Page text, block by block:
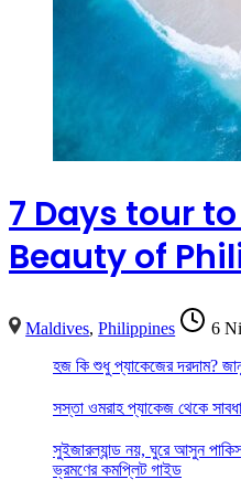
7 Days tour
Beauty of
Maldives,Philippines
6
হজ কি শুধু প্যাকেজের দরদাম?
সস্তা ওমরাহ প্যাকেজ থেকে
সুইজারল্যান্ড নয়, ঘুরে আসুন
ভ্রমণের কমপ্লিট গাইড